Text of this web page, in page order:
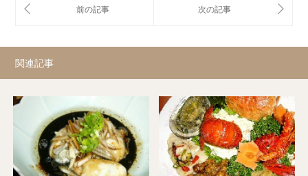
関連記事